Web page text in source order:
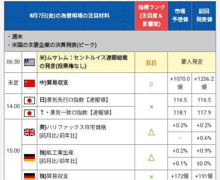
8月7日(金)の為替相場の注目材料
指標ランク
(注目度＆
影響度)
市場
予想値
前回
発表値
・ 週末
・ 米国の主要企業の決算発表(ピーク)
06:30
米)ムサレム：セントルイス連銀総裁
の発言(投票権なし)
要人発言
未定 中)貿易収支
+1070.0
億
+1256.2
億
14:00
日)景気先行CI指数【速報値】 116.5
116.5
↑・ 景気一致CI指数【速報値】 118.1 117.9
15:00
英)ハリファックス住宅価格
[前月比/前年比]
+0.2%
+0.2%
-
+0.6%
独)鉱工業生産
[前月比/前年比]
+0.2%
+0.9%
+0.1%
±0.0%
独)貿易収支 +172億 +191億